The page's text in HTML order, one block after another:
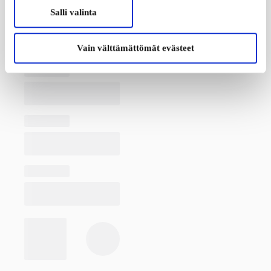
Salli valinta
Vain välttämättömät evästeet